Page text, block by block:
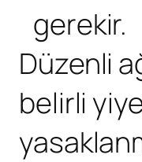
gerekir.
Düzenli
belirli